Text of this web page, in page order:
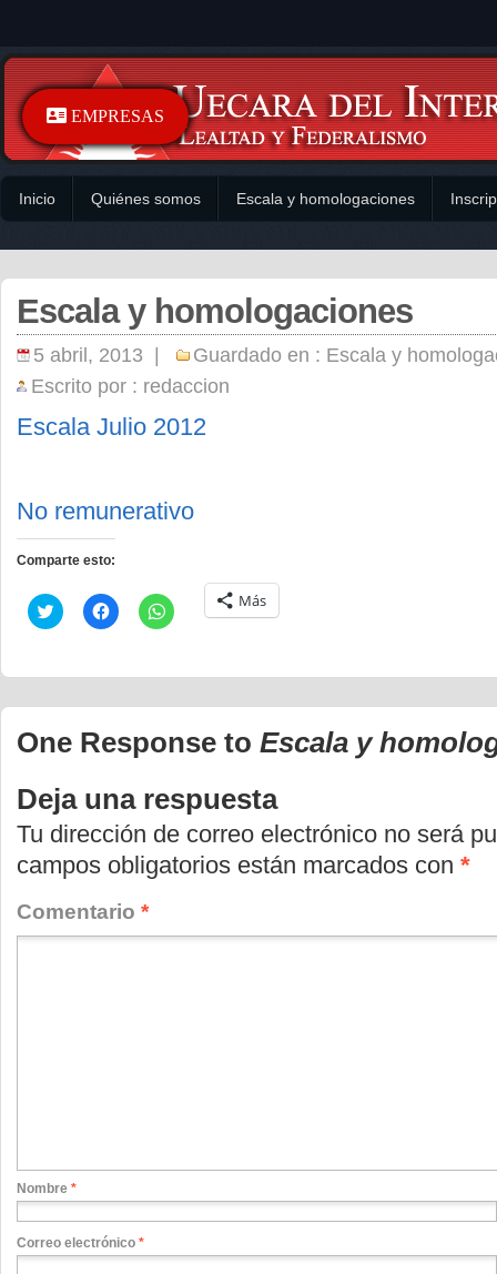
Inicio Quiénes somos Escala y homologaciones
Escala y homologaciones
5 abril, 2013 | Guardado en : Escala y
Escrito por : redaccion
Escala Julio 2012
No remunerativo
Comparte esto:
Haz
clic
Twitter
abre
una
ventana
Haz
clic
Facebook
abre
una
ventana
Haz
clic
WhatsApp
abre
una
ventana
Más
One Response to Escala y
Deja una respuesta
Tu dirección de correo electrónico no será
campos obligatorios están marcados con *
Comentario *
Nombre *
Correo electrónico *
EMPRESAS